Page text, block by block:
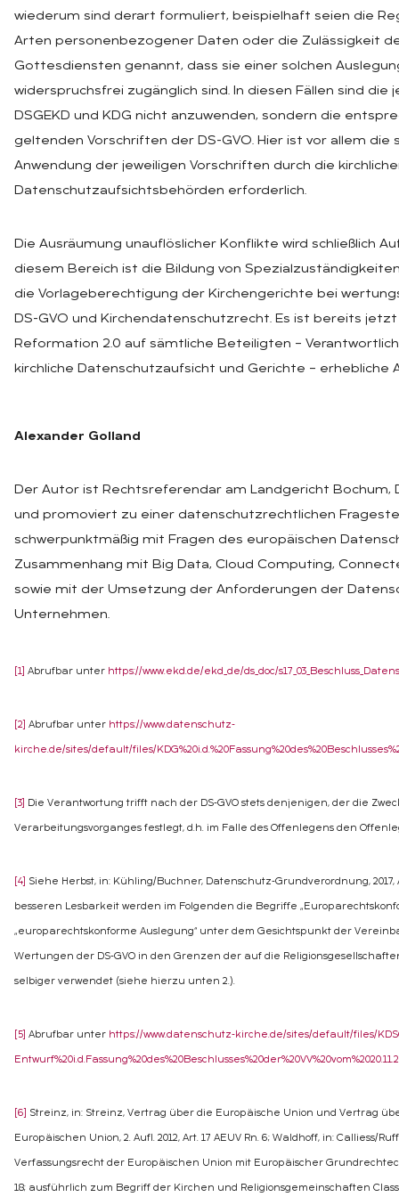
wiederum sind derart formuliert, beispielhaft seien die
Arten personenbezogener Daten oder die Zulässigkeit
Gottesdiensten genannt, dass sie einer solchen
widerspruchsfrei zugänglich sind. In diesen Fällen sind die
DSGEKD und KDG nicht anzuwenden, sondern die
geltenden Vorschriften der DS-GVO. Hier ist vor allem die
Anwendung der jeweiligen Vorschriften durch die
Datenschutzaufsichtsbehörden erforderlich.
Die Ausräumung unauflöslicher Konflikte wird schließlich
diesem Bereich ist die Bildung von
die Vorlageberechtigung der Kirchengerichte bei
DS-GVO und Kirchendatenschutzrecht. Es ist bereits
Reformation 2.0 auf sämtliche Beteiligten –
kirchliche Datenschutzaufsicht und Gerichte – erhebliche
Alexander Golland
Der Autor ist Rechtsreferendar am Landgericht
und promoviert zu einer datenschutzrechtlichen
schwerpunktmäßig mit Fragen des europäischen
Zusammenhang mit Big Data, Cloud Computing,
sowie mit der Umsetzung der Anforderungen der
Unternehmen.
[1] Abrufbar unter https://www.ekd.de/ekd_de/ds_doc/
[2] Abrufbar unter https://www.datenschutz-
kirche.de/sites/default/files/
[3] Die Verantwortung trifft nach der DS-GVO stets denjenigen, der die
Verarbeitungsvorganges festlegt, d.h. im Falle des Offenlegens den
[4] Siehe Herbst, in: Kühling/Buchner, Datenschutz-Grundverordnung, 2017,
besseren Lesbarkeit werden im Folgenden die Begriffe
„europarechtskonforme Auslegung“ unter dem Gesichtspunkt der
Wertungen der DS-GVO in den Grenzen der auf die
selbiger verwendet (siehe hierzu unten 2.).
[5] Abrufbar unter https://www.datenschutz-kirche.de/sites/default/files/
[6] Streinz, in: Streinz, Vertrag über die Europäische Union und Vertrag
Europäischen Union, 2. Aufl. 2012, Art. 17 AEUV Rn. 6; Waldhoff, in: Calliess/
Verfassungsrecht der Europäischen Union mit Europäischer
18; ausführlich zum Begriff der Kirchen und Religionsgemeinschaften